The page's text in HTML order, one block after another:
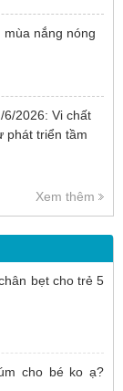
nắng nóng
2026: Vi chất
phát triển tầm
Xem thêm
bẹt cho trẻ 5
cho bé ko ạ?